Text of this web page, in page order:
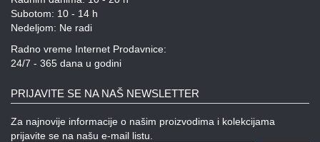
Subotom: 10 - 14 h
Nedeljom: Ne radi
Radno vreme Internet Prodavnice:
24/7 - 365 dana u godini
PRIJAVITE SE NA NAŠ NEWSLETTER
Za najnovije informacije o našim proizvodima i kolekcijama
prijavite se na našu e-mail listu.